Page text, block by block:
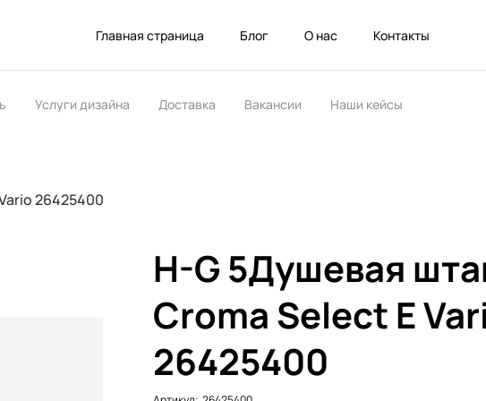
Главная страница Блог О нас Контакты
Услуги дизайна Доставка Вакансии Наши кейсы
26425400
H-G 5Душевая
Croma Select E
26425400
Артикул: